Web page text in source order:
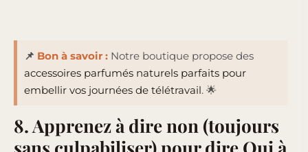
📌 Bon à savoir : Notre boutique propose des
accessoires parfumés naturels parfaits pour
embellir vos journées de télétravail. 🌟
8. Apprenez à dire non (toujours